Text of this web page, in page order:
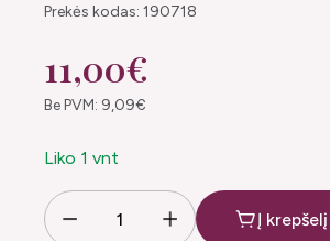
Prekės kodas: 190718
11,00€
Be PVM: 9,09€
Liko 1 vnt
Į krepšelį